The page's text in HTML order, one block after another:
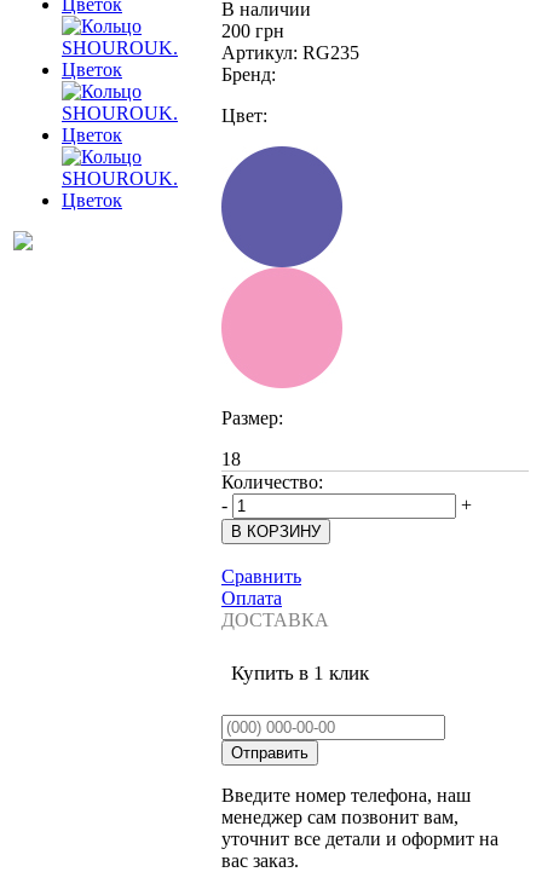
В наличии
200 грн
Артикул: RG235
Бренд:
Цвет:
Размер:
18
Количество:
-
+
Сравнить
Оплата
ДОСТАВКА
Купить в 1 клик
Введите номер телефона, наш
менеджер сам позвонит вам,
уточнит все детали и оформит на
вас заказ.